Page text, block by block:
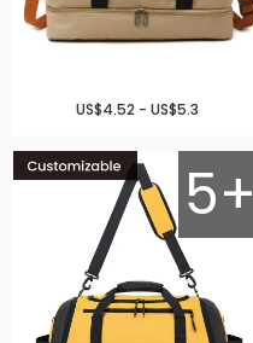
US$4.52 - US$5.3
5+